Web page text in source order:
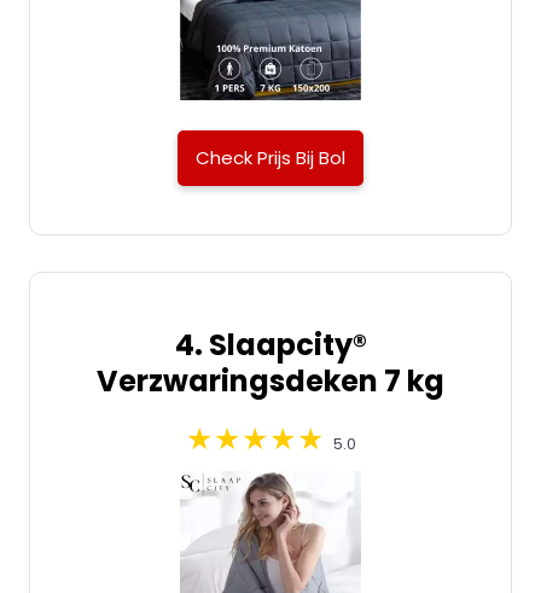
Check Prijs Bij Bol
4. Slaapcity®
Verzwaringsdeken 7 kg
5.0